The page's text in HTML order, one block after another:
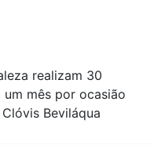
realizam 30
mês por ocasião
Beviláqua